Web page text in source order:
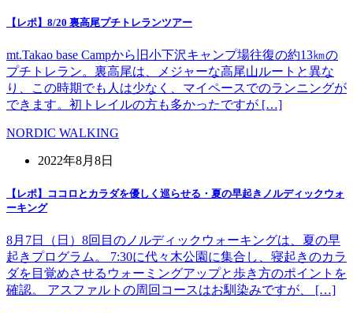
【レポ】8/20 裏高尾プチトレランツアー
mt.Takao base Campから旧小下沢キャンプ場往復の約13㎞の
プチトレラン。裏高尾は、メジャーな高尾山ルートと異な
り、この時期でも人は少なく、マイペースでのランニングが
できます。初トレイルの方も多かったですが […]
NORDIC WALKING
2022年8月8日
【レポ】ココロとカラダを優しく巡らせる・夏の早起きノルディックウォ
ーキング
8月7日（日）8回目のノルディックウォーキングは、夏の早
起きプログラム。 7:30に代々木公園に集合し、寝起きのカラ
ダを目覚めさせるウォーミングアップと歩き方のポイントを
確認。 アスファルトの周回コースはお馴染みですが、 […]